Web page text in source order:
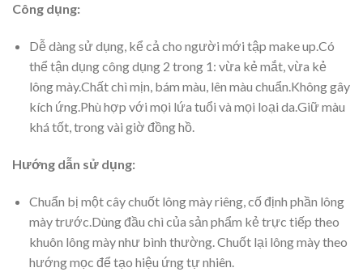
Công dụng:
Dễ dàng sử dụng, kể cả cho người mới tập make up.Có
thể tận dụng công dụng 2 trong 1: vừa kẻ mắt, vừa kẻ
lông mày.Chất chì mịn, bám màu, lên màu chuẩn.Không gây
kích ứng.Phù hợp với mọi lứa tuổi và mọi loại da.Giữ màu
khá tốt, trong vài giờ đồng hồ.
Hướng dẫn sử dụng:
Chuẩn bị một cây chuốt lông mày riêng, cố định phần lông
mày trước.Dùng đầu chì của sản phẩm kẻ trực tiếp theo
khuôn lông mày như bình thường. Chuốt lại lông mày theo
hướng mọc để tạo hiệu ứng tự nhiên.